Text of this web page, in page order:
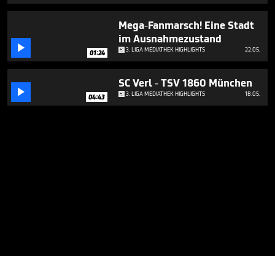
 01:24
Mega-Fanmarsch! Eine Stadt
im Ausnahmezustand
3. LIGA MEDIATHEK HIGHLIGHTS 22.05.
 04:43
SC Verl - TSV 1860 München
3. LIGA MEDIATHEK HIGHLIGHTS 18.05.